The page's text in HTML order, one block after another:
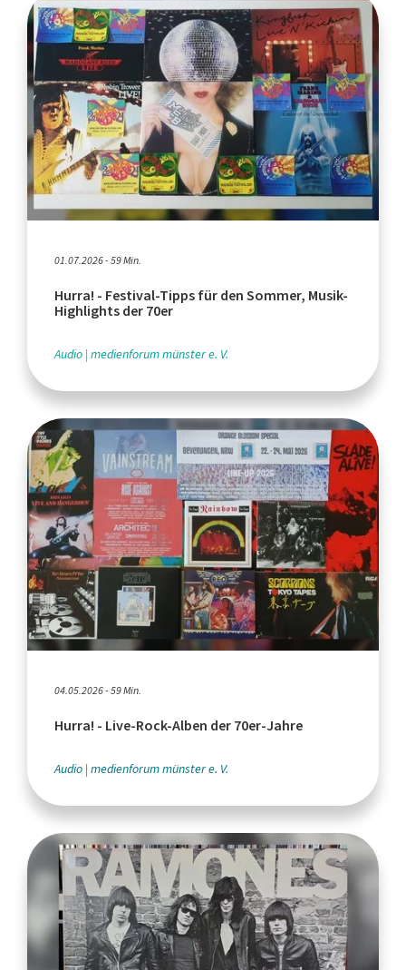
01.07.2026 - 59 Min.
Hurra! - Festival-Tipps für den Sommer, Musik-
Highlights der 70er
Audio medienforum münster e. V.
04.05.2026 - 59 Min.
Hurra! - Live-Rock-Alben der 70er-Jahre
Audio medienforum münster e. V.